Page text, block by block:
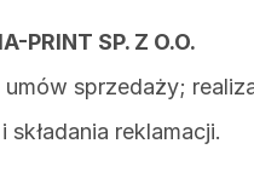
PRINT SP. Z O.O.
sprzedaży;
składania reklamacji.